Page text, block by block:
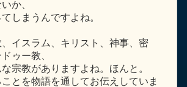
か、
しまうんですよね。
イスラム、キリスト、神事、密
ゥー教、
宗教がありますよね。ほんと。
とを物語を通してお伝えしていま